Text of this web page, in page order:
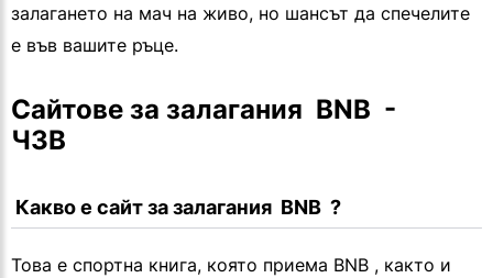
залагането на мач на живо, но шансът да спечелите
е във вашите ръце.
Сайтове за залагания  BNB  -
ЧЗВ
Какво е сайт за залагания  BNB  ?
Това е спортна книга, която приема BNB , както и